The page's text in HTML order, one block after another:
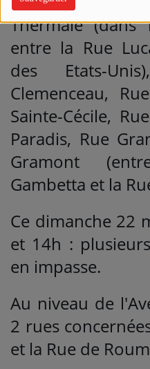
Thermale
entre la Rue
des Etats-
Clemenceau,
Sainte-Cécile,
Paradis, Rue
Gramont
Gambetta et la
Ce dimanche 22
et 14h :
en impasse.
Au niveau de
2 rues
et la Rue de